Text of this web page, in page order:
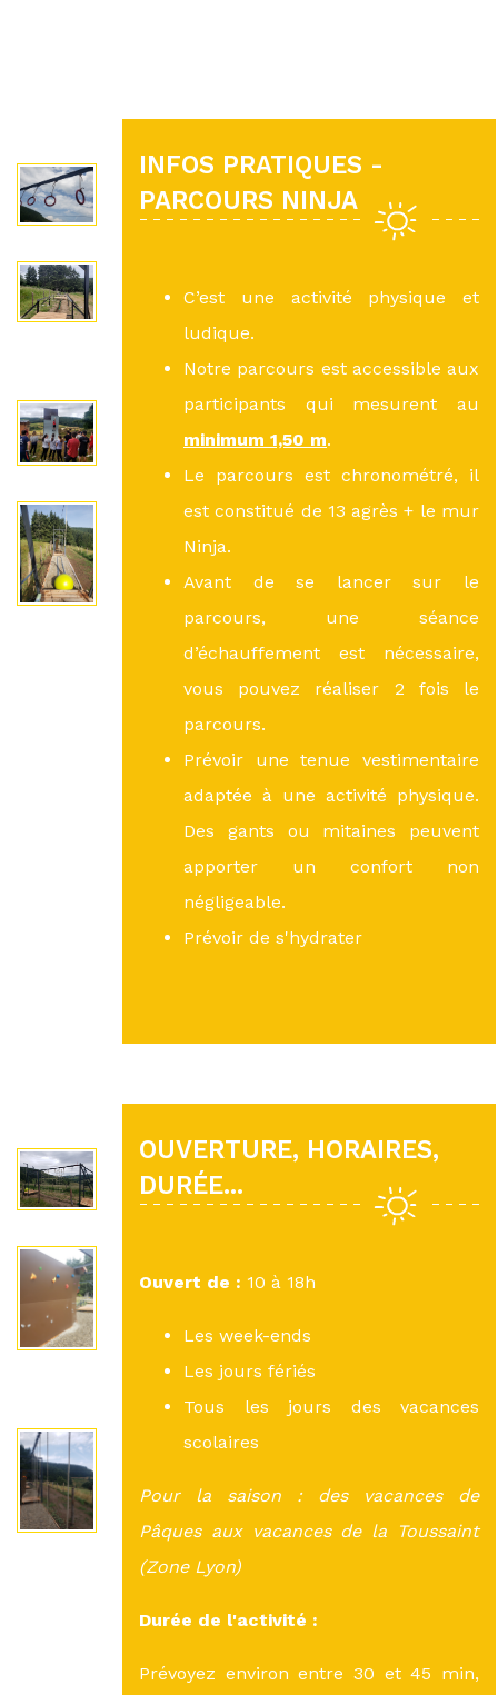
INFOS PRATIQUES -
PARCOURS NINJA
C’est une activité physique et
ludique.
Notre parcours est accessible aux
participants qui mesurent au
minimum 1,50 m.
Le parcours est chronométré, il
est constitué de 13 agrès + le mur
Ninja.
Avant de se lancer sur le
parcours, une séance
d’échauffement est nécessaire,
vous pouvez réaliser 2 fois le
parcours.
Prévoir une tenue vestimentaire
adaptée à une activité physique.
Des gants ou mitaines peuvent
apporter un confort non
négligeable.
Prévoir de s'hydrater
OUVERTURE, HORAIRES,
DURÉE...
Ouvert de : 10 à 18h
Les week-ends
Les jours fériés
Tous les jours des vacances
scolaires
Pour la saison : des vacances de
Pâques aux vacances de la Toussaint
(Zone Lyon)
Durée de l'activité :
Prévoyez environ entre 30 et 45 min,